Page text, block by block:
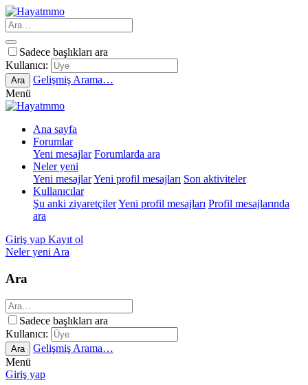
Sadece başlıkları ara
Kullanıcı:
Ara
Gelişmiş Arama…
Menü
Ana sayfa
Forumlar
Yeni mesajlar Forumlarda ara
Neler yeni
Yeni mesajlarYeni profil mesajları Son aktiviteler
Kullanıcılar
Şu anki ziyaretçilerYeni profil mesajları Profil mesajlarında
ara
Giriş yap Kayıt ol
Neler yeni Ara
Ara
Sadece başlıkları ara
Kullanıcı:
Ara
Gelişmiş Arama…
Menü
Giriş yap